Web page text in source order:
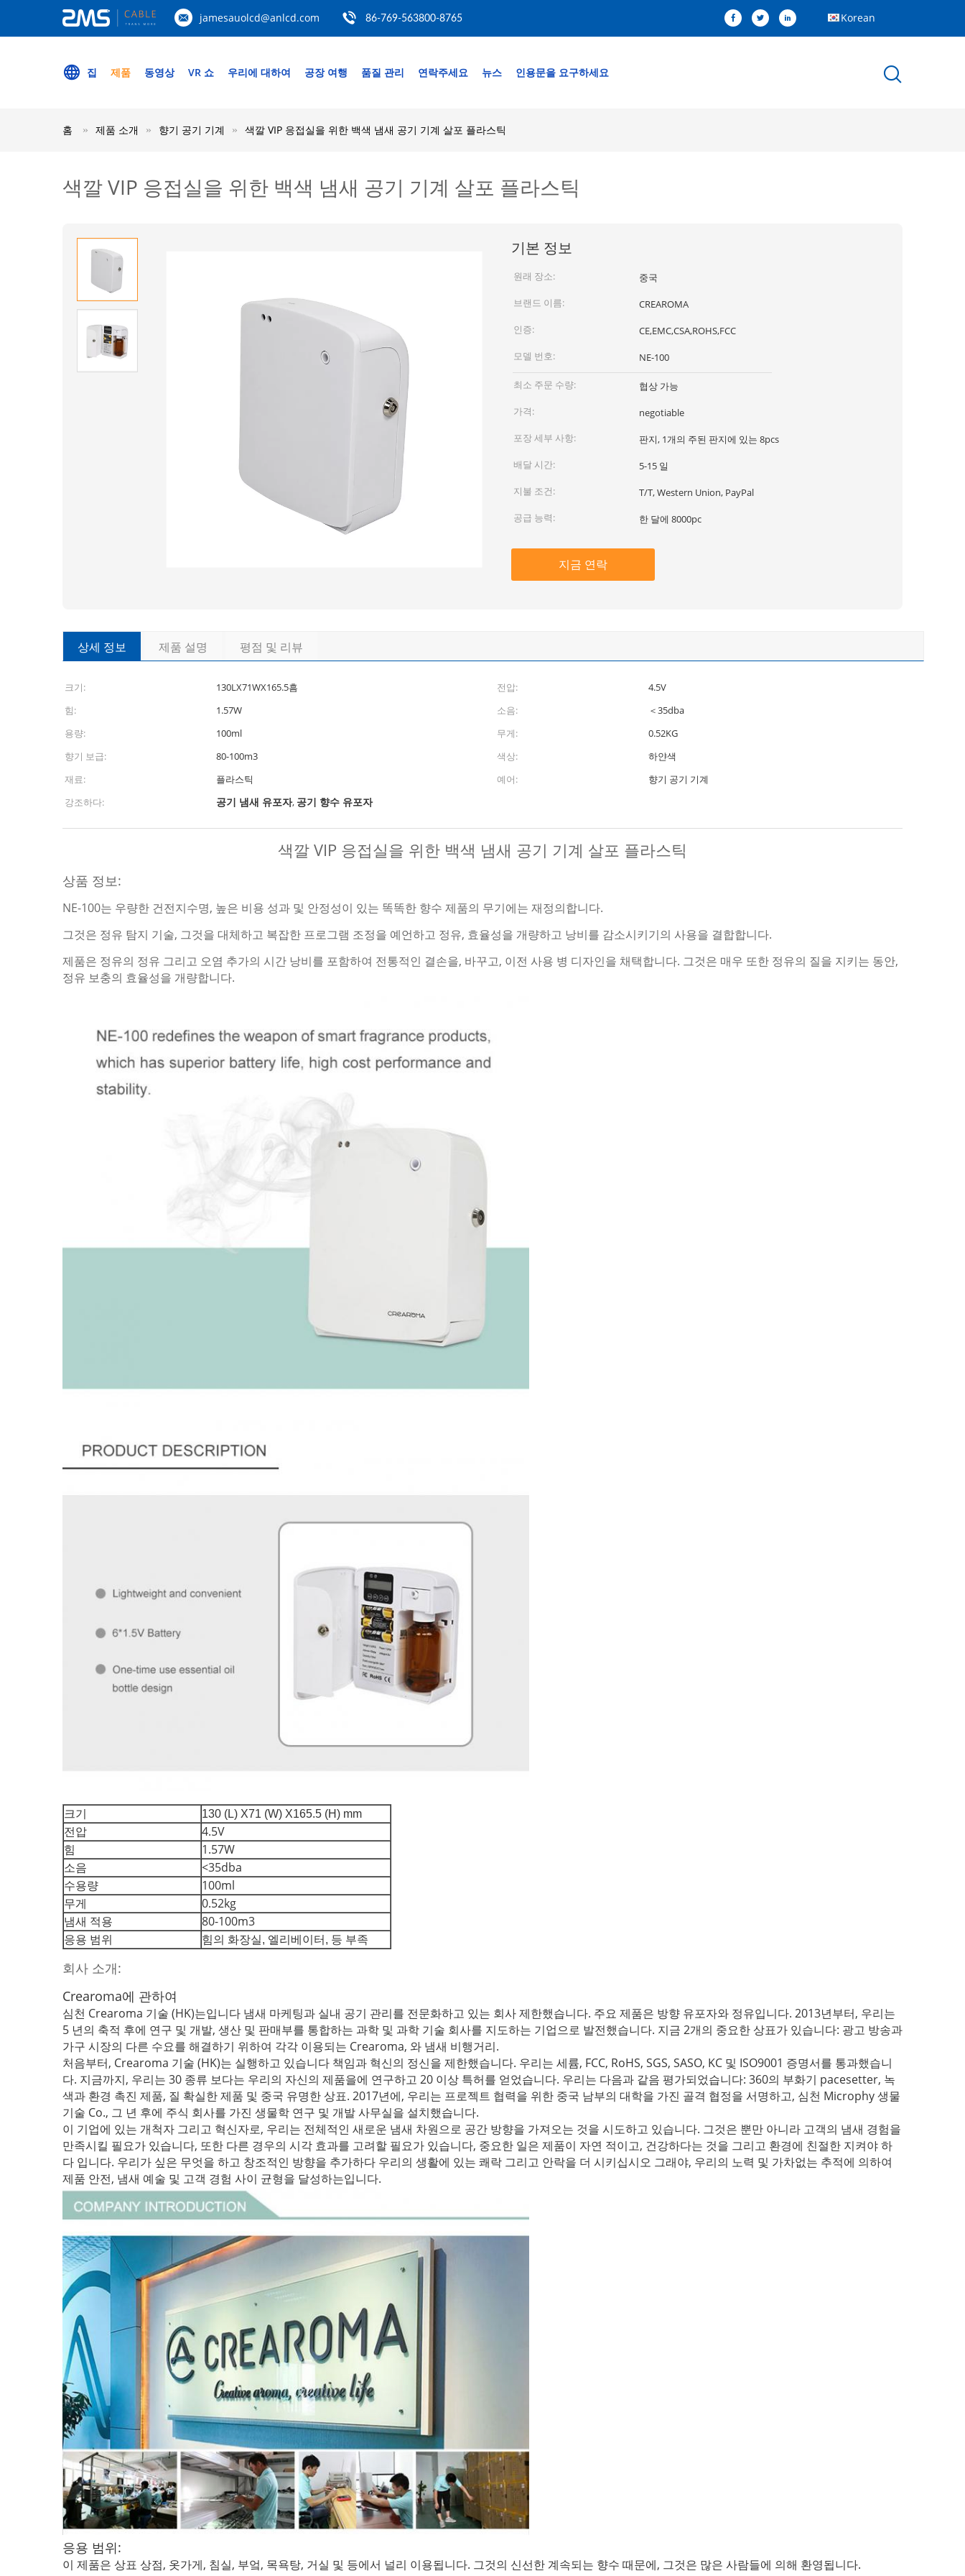
jamesauolcd@anlcd.com 86-769-563800-8765 Korean
집 제품 동영상 VR 쇼 우리에 대하여 공장 여행 품질 관리 연락주세요 뉴스 인용문을 요구하세요
홈 제품 소개 향기 공기 기계 색깔 VIP 응접실을 위한 백색 냄새 공기 기계 살포 플라스틱
색깔 VIP 응접실을 위한 백색 냄새 공기 기계 살포 플라스틱
기본 정보
원래 장소:
중국
브랜드 이름:
CREAROMA
인증:
CE,EMC,CSA,ROHS,FCC
모델 번호:
NE-100
최소 주문 수량:
협상 가능
가격:
negotiable
포장 세부 사항:
판지, 1개의 주된 판지에 있는 8pcs
배달 시간:
5-15 일
지불 조건:
T/T, Western Union, PayPal
공급 능력:
한 달에 8000pc
지금 연락
상세 정보 제품 설명 평점 및 리뷰
크기: 130LX71WX165.5흠 전압:
4.5V
힘:
1.57W 소음:
＜35dba
용량:
100ml 무게:
0.52KG
향기 보급:
80-100m3 색상:
하얀색
재료:
플라스틱 예어:
향기 공기 기계
강조하다:
공기 냄새 유포자, 공기 향수 유포자
색깔 VIP 응접실을 위한 백색 냄새 공기 기계 살포 플라스틱
상품 정보:
NE-100는 우량한 건전지수명, 높은 비용 성과 및 안정성이 있는 똑똑한 향수 제품의 무기에는 재정의합니다.
그것은 정유 탐지 기술, 그것을 대체하고 복잡한 프로그램 조정을 예언하고 정유, 효율성을 개량하고 낭비를 감소시키기의 사용을 결합합니다.
제품은 정유의 정유 그리고 오염 추가의 시간 낭비를 포함하여 전통적인 결손을, 바꾸고, 이전 사용 병 디자인을 채택합니다. 그것은 매우 또한 정유의 질을 지키는 동안,
정유 보충의 효율성을 개량합니다.
크기 130 (L) X71 (W) X165.5 (H) mm
전압
4.5V
힘
1.57W
소음
<35dba
수용량
100ml
무게
0.52kg
냄새 적용
80-100m3
응용 범위
힘의 화장실, 엘리베이터, 등 부족
회사 소개:
Crearoma에 관하여
심천 Crearoma 기술 (HK)는입니다 냄새 마케팅과 실내 공기 관리를 전문화하고 있는 회사 제한했습니다. 주요 제품은 방향 유포자와 정유입니다. 2013년부터, 우리는
5 년의 축적 후에 연구 및 개발, 생산 및 판매부를 통합하는 과학 및 과학 기술 회사를 지도하는 기업으로 발전했습니다. 지금 2개의 중요한 상표가 있습니다: 광고 방송과
가구 시장의 다른 수요를 해결하기 위하여 각각 이용되는 Crearoma, 와 냄새 비행거리.
처음부터, Crearoma 기술 (HK)는 실행하고 있습니다 책임과 혁신의 정신을 제한했습니다. 우리는 세륨, FCC, RoHS, SGS, SASO, KC 및 ISO9001 증명서를 통과했습니
다. 지금까지, 우리는 30 종류 보다는 우리의 자신의 제품을에 연구하고 20 이상 특허를 얻었습니다. 우리는 다음과 같음 평가되었습니다: 360의 부화기 pacesetter, 녹
색과 환경 촉진 제품, 질 확실한 제품 및 중국 유명한 상표. 2017년에, 우리는 프로젝트 협력을 위한 중국 남부의 대학을 가진 골격 협정을 서명하고, 심천 Microphy 생물
기술 Co., 그 년 후에 주식 회사를 가진 생물학 연구 및 개발 사무실을 설치했습니다.
이 기업에 있는 개척자 그리고 혁신자로, 우리는 전체적인 새로운 냄새 차원으로 공간 방향을 가져오는 것을 시도하고 있습니다. 그것은 뿐만 아니라 고객의 냄새 경험을
만족시킬 필요가 있습니다, 또한 다른 경우의 시각 효과를 고려할 필요가 있습니다, 중요한 일은 제품이 자연 적이고, 건강하다는 것을 그리고 환경에 친절한 지켜야 하
다 입니다. 우리가 싶은 무엇을 하고 창조적인 방향을 추가하다 우리의 생활에 있는 쾌락 그리고 안락을 더 시키십시오 그래야, 우리의 노력 및 가차없는 추적에 의하여
제품 안전, 냄새 예술 및 고객 경험 사이 균형을 달성하는입니다.
응용 범위:
이 제품은 상표 상점, 옷가게, 침실, 부엌, 목욕탕, 거실 및 등에서 널리 이용됩니다. 그것의 신선한 계속되는 향수 때문에, 그것은 많은 사람들에 의해 환영됩니다.